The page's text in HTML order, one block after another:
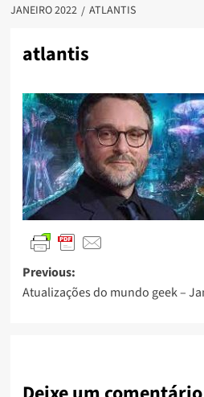
JANEIRO 2022
ATLANTIS
atlantis
Previous:
Atualizações do mundo geek –